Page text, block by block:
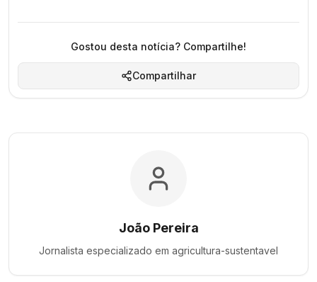
Gostou desta notícia? Compartilhe!
Compartilhar
João Pereira
Jornalista especializado em agricultura-sustentavel